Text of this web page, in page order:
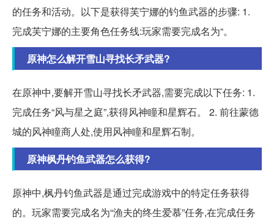
的任务和活动。以下是获得芙宁娜的钓鱼武器的步骤: 1.
完成芙宁娜的主要角色任务线:玩家需要完成名为“。
原神怎么解开雪山寻找长矛武器?
在原神中,要解开雪山寻找长矛武器,需要完成以下任务: 1.
完成任务“风与星之庭”,获得风神瞳和星辉石。 2. 前往蒙德
城的风神瞳商人处,使用风神瞳和星辉石制。
原神枫丹钓鱼武器怎么获得?
原神中,枫丹钓鱼武器是通过完成游戏中的特定任务获得
的。玩家需要完成名为“渔夫的终生爱慕”任务,在完成任务